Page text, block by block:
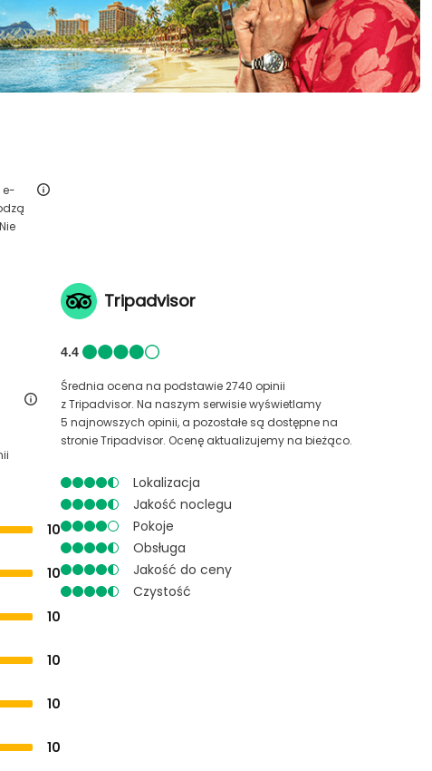
e-
10
10
10
10
10
10
Tripadvisor
4.4
Średnia ocena na podstawie 2740 opinii
z Tripadvisor. Na naszym serwisie wyświetlamy
5 najnowszych opinii, a pozostałe są dostępne na
stronie Tripadvisor. Ocenę aktualizujemy na bieżąco.
Lokalizacja
Jakość noclegu
Pokoje
Obsługa
Jakość do ceny
Czystość